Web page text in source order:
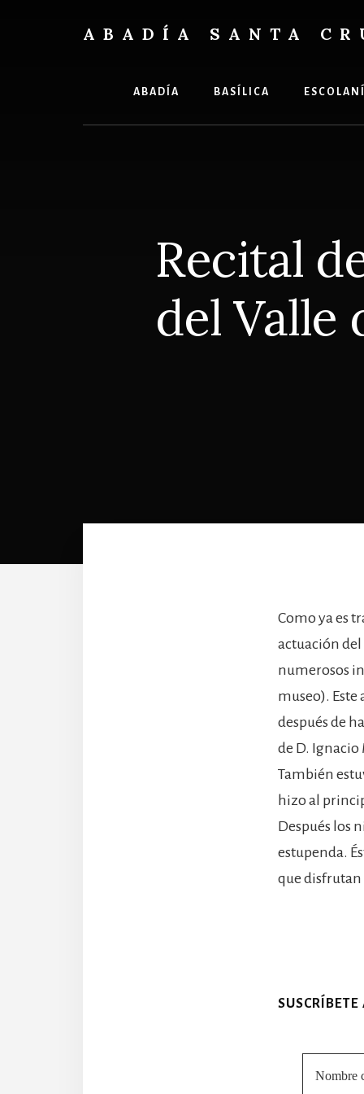
ABADÍA SANTA
ABADÍA BASÍLICA
Recital
del Valle
Como ya es
actuación del
numerosos
museo). Este
después de
de D.
También
hizo al
Después los
estupenda.
que disfrutan